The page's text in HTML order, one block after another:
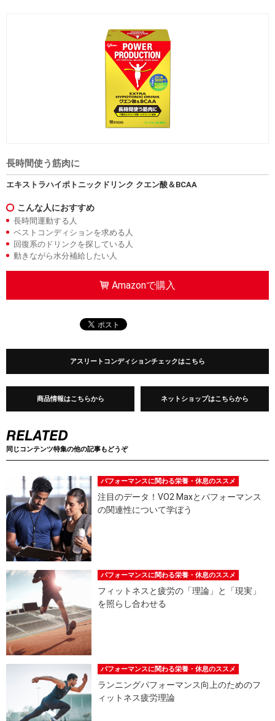
長時間使う筋肉に
エキストラハイポトニックドリンク クエン酸＆BCAA
こんな人におすすめ
長時間運動する人
ベストコンディションを求める人
回復系のドリンクを探している人
動きながら水分補給したい人
Amazonで購入
アスリートコンディションチェックはこちら
商品情報はこちらから ネットショップはこちらから
同じコンテンツ特集の他の記事もどうぞ
パフォーマンスに関わる栄養・休息のススメ
注目のデータ！VO2 Maxとパフォーマンス
の関連性について学ぼう
パフォーマンスに関わる栄養・休息のススメ
フィットネスと疲労の「理論」と「現実」
を照らし合わせる
パフォーマンスに関わる栄養・休息のススメ
ランニングパフォーマンス向上のためのフ
ィットネス疲労理論